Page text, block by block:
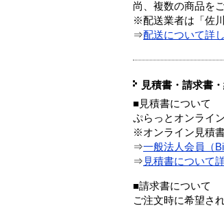
尚、複数の商品を
※配送業者は「佐
⇒配送について詳
見積書・請求書
■見積書について
ぷらっとオンライ
※オンライン見積
⇒一般法人会員（
⇒ 見積書について
■請求書について
ご注文時に希望さ